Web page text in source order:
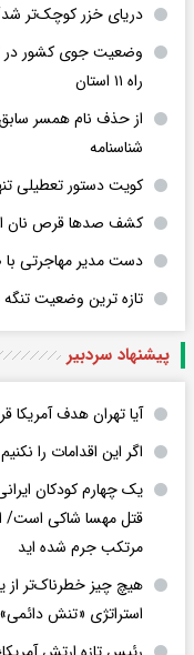
دریای خزر کوچک‌تر
راه ۱۱ استان
از حذف نام همسر سابق
شناسنامه
کویت دستور تعطیلی
کشف صدها قرص نان
دست مدیر مهاجرتی با ۳۰۰ شاکی رو شد
تازه ترین وضعیت
پیشنهاد سردبیر
آیا تهران هدف آمریکا
اگر این اقدامات را
یک چهارم کودکان
قتل مهسا شاکی است/
مرتکب جرم شده اید
هیچ چیز خطرناک‌تر از
استراتژی «تنش دائمی»